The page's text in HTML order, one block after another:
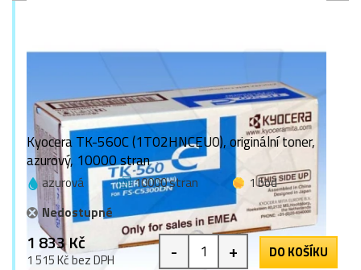
Kyocera TK-560C (1T02HNCEU0), originální toner,
azurový, 10000 stran
azurová 10000 stran
1 bod
Nedostupné
1 833 Kč
1 515 Kč bez DPH - + DO KOŠÍKU